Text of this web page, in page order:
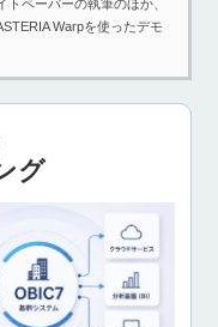
トペーパーの執筆のほか、
Warpを使ったデモ
グ